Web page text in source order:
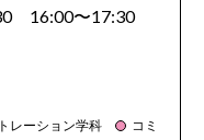
16:00〜17:30
レーション学科
コミ